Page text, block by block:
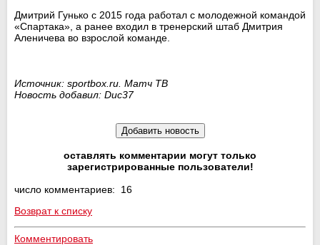
Дмитрий Гунько с 2015 года работал с молодежной командой
«Спартака», а ранее входил в тренерский штаб Дмитрия
Аленичева во взрослой команде.
Источник: sportbox.ru. Матч ТВ
Новость добавил: Duc37
оставлять комментарии могут только
зарегистрированные пользователи!
число комментариев: 16
Возврат к списку
Комментировать